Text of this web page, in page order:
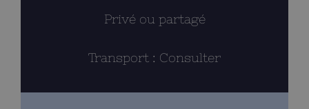
Privé ou partagé
Transport : Consulter